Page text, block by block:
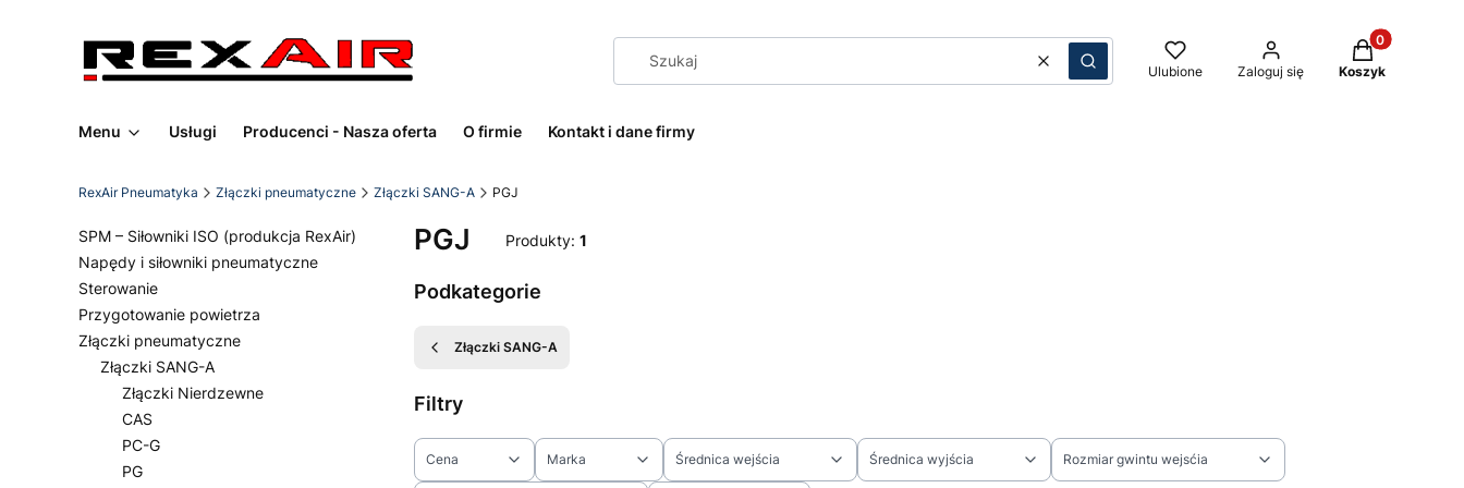
WyczyśćSzukaj Ulubione Zaloguj się
Produkty w
Koszyk
Menu Usługi Producenci - Nasza oferta O firmie Kontakt i dane firmy
RexAir Pneumatyka Złączki pneumatyczne Złączki SANG-A PGJ
SPM – Siłowniki ISO (produkcja RexAir)
Napędy i siłowniki pneumatyczne
Sterowanie
Przygotowanie powietrza
Złączki pneumatyczne
Złączki SANG-A
Złączki Nierdzewne
CAS
PC-G
PG
PGJ Produkty: 1
Podkategorie
Złączki SANG-A
Filtry
Cena Marka Średnica wejścia Średnica wyjścia Rozmiar gwintu wejsćia